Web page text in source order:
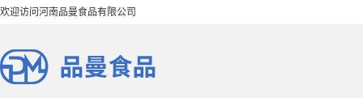
欢迎访问河南品曼食品有限公司